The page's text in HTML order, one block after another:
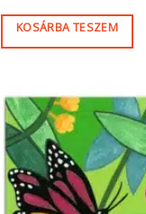
KOSÁRBA TESZEM